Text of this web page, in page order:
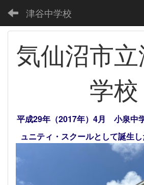
津谷中学校
気仙沼市立
学校
平成29年（2017年）4月 小泉中
ュニティ・スクールとして誕生